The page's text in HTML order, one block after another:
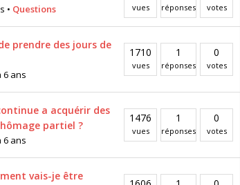
• Questions vues réponses votes
prendre des jours de
6 ans
1710
vues
1
réponses
0
votes
a acquérir des
partiel ?
6 ans
1476
vues
1
réponses
0
votes
vais-je être